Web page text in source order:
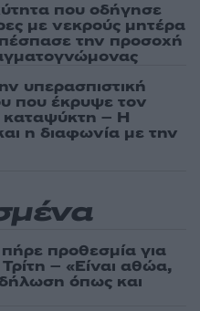
που οδήγησε
με νεκρούς μητέρα
την προσοχή
υπερασπιστική
που έκρυψε τον
καταψύκτη – Η
η διαφωνία με την
προθεσμία για
– «Είναι αθώα,
όπως και